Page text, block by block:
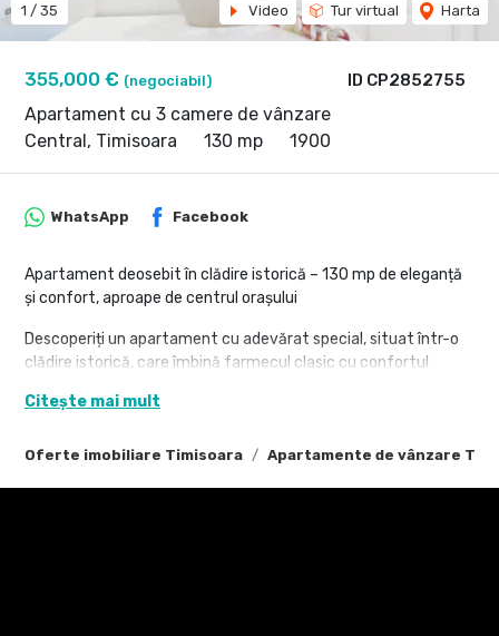
ID CP2852755
355,000 € (negociabil)
Apartament cu 3 camere de vânzare
Central, Timisoara
130 mp 1900
1 / 35 Video Tur virtual Harta
Oferte imobiliare Timisoara Apartamente de vânzare
WhatsApp Facebook
Apartament deosebit în clădire istorică – 130 mp de eleganță
și confort, aproape de centrul orașului
Descoperiți un apartament cu adevărat special, situat într-o
clădire istorică, care îmbină farmecul clasic cu confortul
această proprietate este alegerea ideală pentru cei care
Citește mai mult